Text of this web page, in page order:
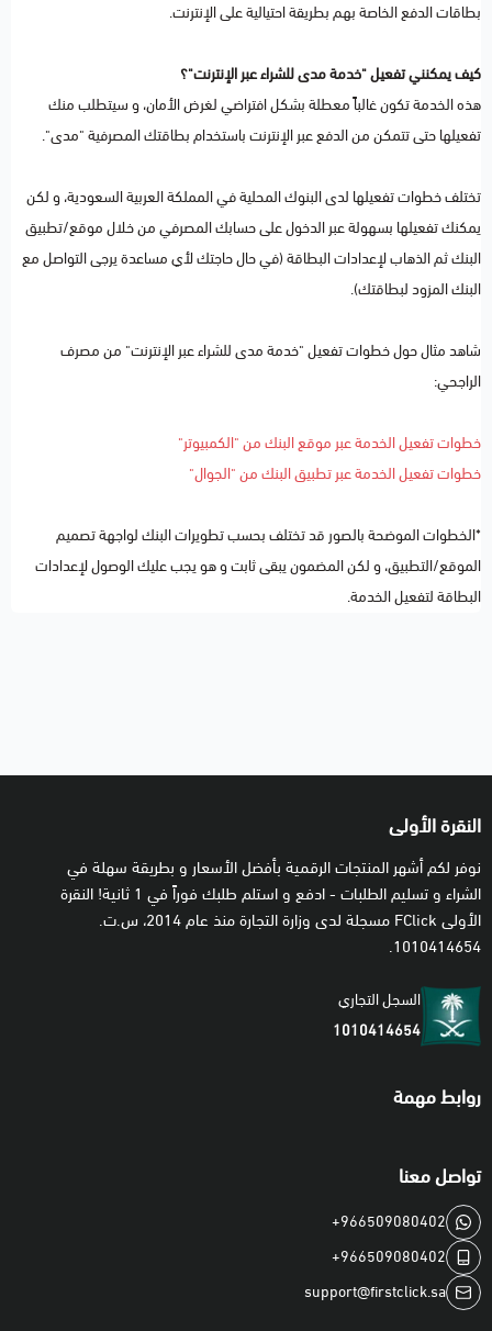
بطاقات الدفع الخاصة بهم بطريقة احتيالية على الإنترنت.
كيف يمكنني تفعيل "خدمة مدى للشراء عبر الإنترنت"؟
هذه الخدمة تكون غالباً معطلة بشكل افتراضي لغرض الأمان، و سيتطلب منك
تفعيلها حتى تتمكن من الدفع عبر الإنترنت باستخدام بطاقتك المصرفية "مدى".
تختلف خطوات تفعيلها لدى البنوك المحلية في المملكة العربية السعودية، و لكن
يمكنك تفعيلها بسهولة عبر الدخول على حسابك المصرفي من خلال موقع/تطبيق
البنك ثم الذهاب لإعدادات البطاقة (في حال حاجتك لأي مساعدة يرجى التواصل مع
البنك المزود لبطاقتك).
شاهد مثال حول خطوات تفعيل "خدمة مدى للشراء عبر الإنترنت" من مصرف
الراجحي:
خطوات تفعيل الخدمة عبر موقع البنك من "الكمبيوتر"
خطوات تفعيل الخدمة عبر تطبيق البنك من "الجوال"
*الخطوات الموضحة بالصور قد تختلف بحسب تطويرات البنك لواجهة تصميم
الموقع/التطبيق، و لكن المضمون يبقى ثابت و هو يجب عليك الوصول لإعدادات
البطاقة لتفعيل الخدمة.
النقرة الأولى
نوفر لكم أشهر المنتجات الرقمية بأفضل الأسعار و بطريقة سهلة في
الشراء و تسليم الطلبات - ادفع و استلم طلبك فوراً في 1 ثانية! النقرة
الأولى FClick مسجلة لدى وزارة التجارة منذ عام 2014، س.ت.
1010414654.
السجل التجاري
1010414654
روابط مهمة
تواصل معنا
+966509080402
+966509080402
support@firstclick.sa